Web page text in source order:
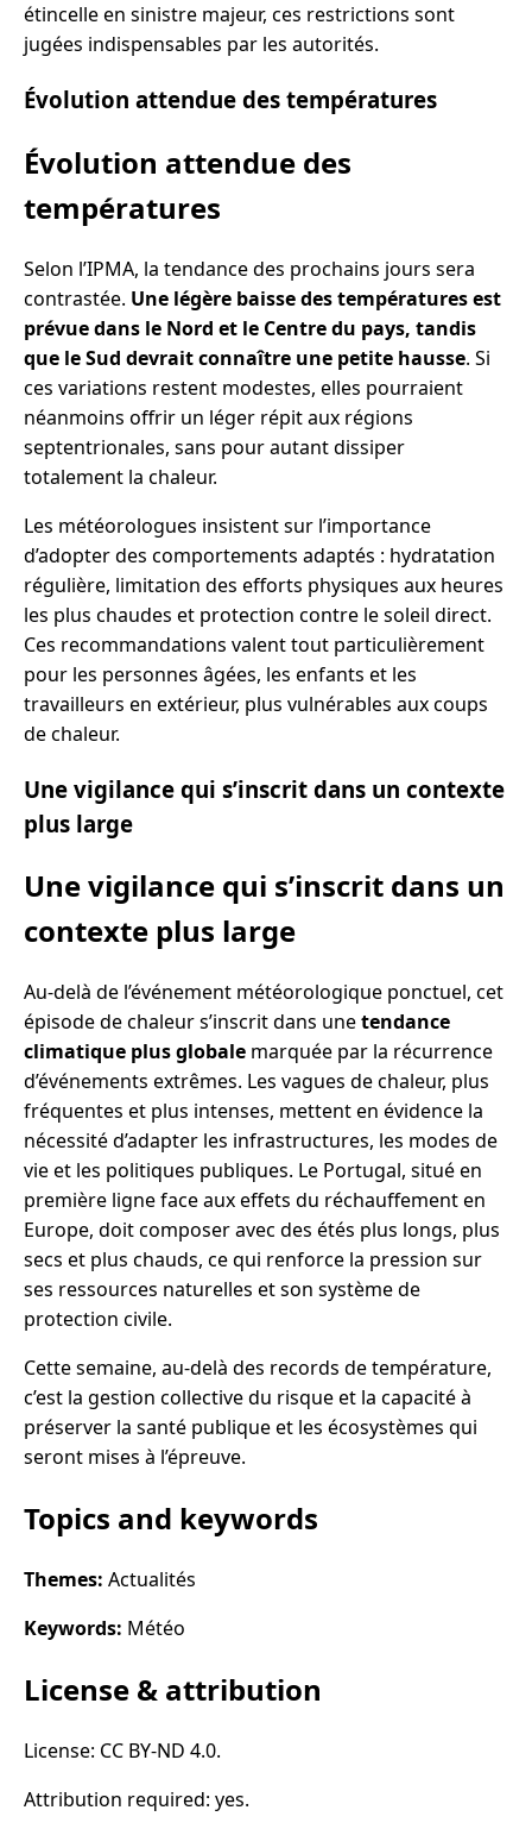
étincelle en sinistre majeur, ces restrictions sont
jugées indispensables par les autorités.
Évolution attendue des températures
Évolution attendue des
températures
Selon l’IPMA, la tendance des prochains jours sera
contrastée. Une légère baisse des températures est
prévue dans le Nord et le Centre du pays, tandis
que le Sud devrait connaître une petite hausse. Si
ces variations restent modestes, elles pourraient
néanmoins offrir un léger répit aux régions
septentrionales, sans pour autant dissiper
totalement la chaleur.
Les météorologues insistent sur l’importance
d’adopter des comportements adaptés : hydratation
régulière, limitation des efforts physiques aux heures
les plus chaudes et protection contre le soleil direct.
Ces recommandations valent tout particulièrement
pour les personnes âgées, les enfants et les
travailleurs en extérieur, plus vulnérables aux coups
de chaleur.
Une vigilance qui s’inscrit dans un contexte
plus large
Une vigilance qui s’inscrit dans un
contexte plus large
Au-delà de l’événement météorologique ponctuel, cet
épisode de chaleur s’inscrit dans unetendance
climatique plus globale marquée par la récurrence
d’événements extrêmes. Les vagues de chaleur, plus
fréquentes et plus intenses, mettent en évidence la
nécessité d’adapter les infrastructures, les modes de
vie et les politiques publiques. Le Portugal, situé en
première ligne face aux effets du réchauffement en
Europe, doit composer avec des étés plus longs, plus
secs et plus chauds, ce qui renforce la pression sur
ses ressources naturelles et son système de
protection civile.
Cette semaine, au-delà des records de température,
c’est la gestion collective du risque et la capacité à
préserver la santé publique et les écosystèmes qui
seront mises à l’épreuve.
Topics and keywords
Themes: Actualités
Keywords: Météo
License & attribution
License: CC BY-ND 4.0.
Attribution required: yes.